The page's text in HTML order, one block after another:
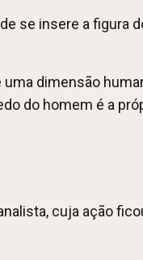
se insere a figura
dimensão
do homem é a
cuja ação